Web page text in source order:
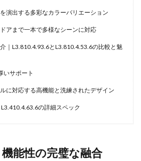
演出する多彩なカラーバリエーション
アまで一本で多様なシーンに対応
｜L3.810.4.93.6とL3.810.4.53.6の比較と魅
いサポート
に対応する高機能と洗練されたデザイン
の詳細スペック
能性の完璧な融合